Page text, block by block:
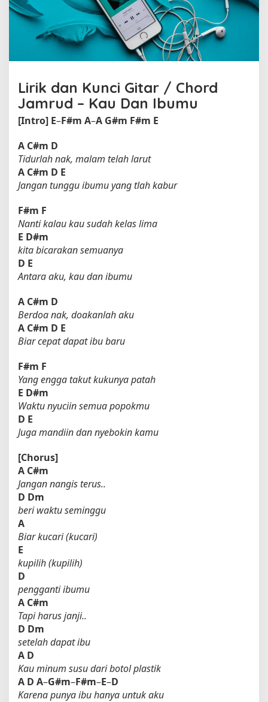
o
l
e
h
a
r
u
d
Lirik dan Kunci Gitar / Chord
Jamrud – Kau Dan Ibumu
[Intro] E–F#m A–A G#m F#m E
A C#m D
Tidurlah nak, malam telah larut
A C#m D E
Jangan tunggu ibumu yang tlah kabur
F#m F
Nanti kalau kau sudah kelas lima
E D#m
kita bicarakan semuanya
D E
Antara aku, kau dan ibumu
A C#m D
Berdoa nak, doakanlah aku
A C#m D E
Biar cepat dapat ibu baru
F#m F
Yang engga takut kukunya patah
E D#m
Waktu nyuciin semua popokmu
D E
Juga mandiin dan nyebokin kamu
[Chorus]
A C#m
Jangan nangis terus..
D Dm
beri waktu seminggu
A
Biar kucari (kucari)
E
kupilih (kupilih)
D
pengganti ibumu
A C#m
Tapi harus janji..
D Dm
setelah dapat ibu
A D
Kau minum susu dari botol plastik
A D A–G#m–F#m–E–D
Karena punya ibu hanya untuk aku